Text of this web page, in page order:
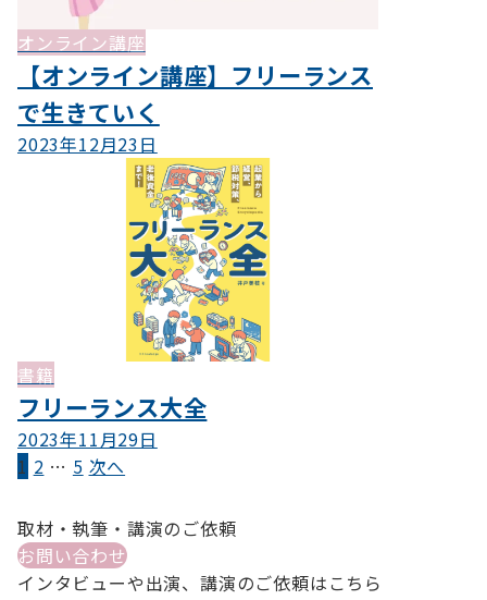
オンライン講座
【オンライン講座】フリーランス
で生きていく
2023年12月23日
書籍
フリーランス大全
2023年11月29日
投
の
ペ
1 2 … 5 次へ
取材・執筆・講演のご依頼
お問い合わせ
インタビューや出演、講演のご依頼はこちら